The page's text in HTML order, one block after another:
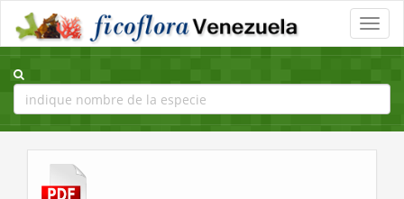
Toggle